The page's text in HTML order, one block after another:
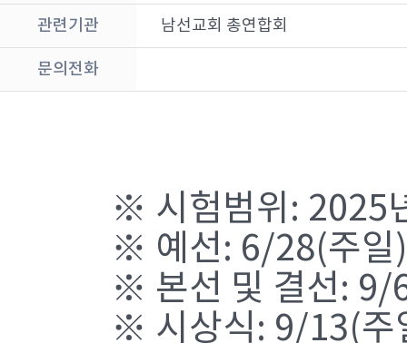
관련기관 남선교회 총연합회
문의전화
※ 시험범위: 2025
※ 예선: 6/28(주일
※ 본선 및 결선: 9/
※ 시상식: 9/13(주